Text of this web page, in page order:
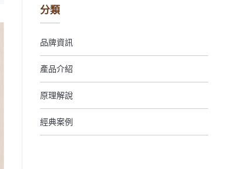
分類
品牌資訊
產品介紹
原理解說
經典案例